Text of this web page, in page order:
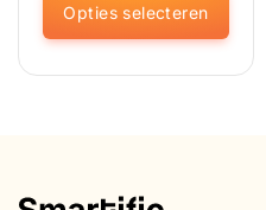
Opties selecteren
Dit
product
optie